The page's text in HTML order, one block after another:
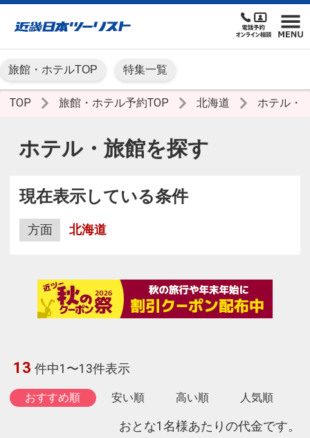
旅館・ホテルTOP 特集一覧
TOP 旅館・ホテル予約TOP 北海道 ホテル・
ホテル・旅館を探す
現在表示している条件
方面 北海道
13 件中1〜13件表示
おすすめ順 安い順 高い順 人気順
おとな1名様あたりの代金です。